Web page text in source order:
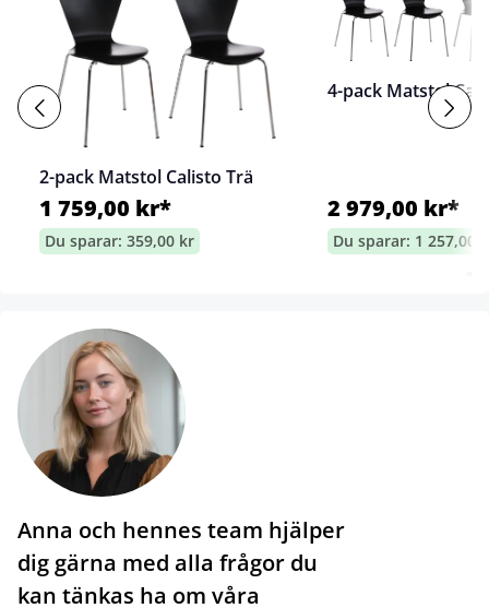
2-pack Matstol Calisto Trä
1 759,00 kr*
Du sparar: 359,00 kr
4-pack Matstol
2 979,00 kr*
Du sparar: 1 257,00
Anna och hennes team hjälper
dig gärna med alla frågor du
kan tänkas ha om våra